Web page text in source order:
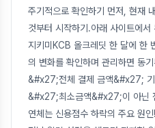
주기적으로 확인하기 먼저, 현재
것부터 시작하기.아래 사이트에
지키미KCB 올크레딧 한 달에 한
의 변화를 확인하며 관리하면 동
&#x27;전체 결제 금액&#x27; 기
&#x27;최소금액&#x27;이 아닌
연체는 신용점수 하락의 주요 원